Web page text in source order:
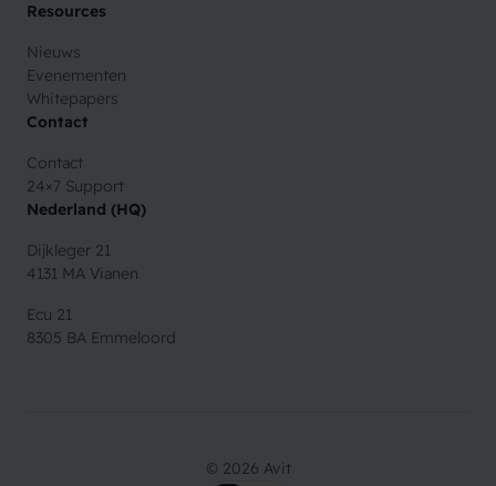
Resources
Nieuws
Evenementen
Whitepapers
Contact
Contact
24×7 Support
Nederland (HQ)
Dijkleger 21
4131 MA Vianen
Ecu 21
8305 BA Emmeloord
© 2026 Avit